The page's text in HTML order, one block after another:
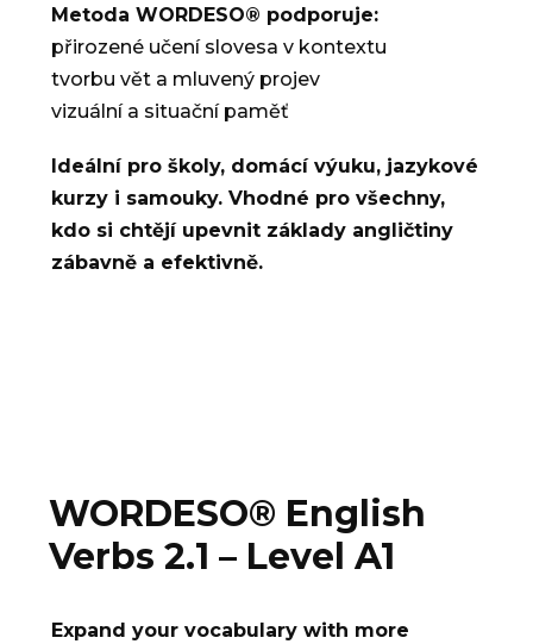
Metoda WORDESO® podporuje:
přirozené učení slovesa v kontextu
tvorbu vět a mluvený projev
vizuální a situační paměť
Ideální pro školy, domácí výuku, jazykové
kurzy i samouky. Vhodné pro všechny,
kdo si chtějí upevnit základy angličtiny
zábavně a efektivně.
WORDESO® English
Verbs 2.1 – Level A1
Expand your vocabulary with more